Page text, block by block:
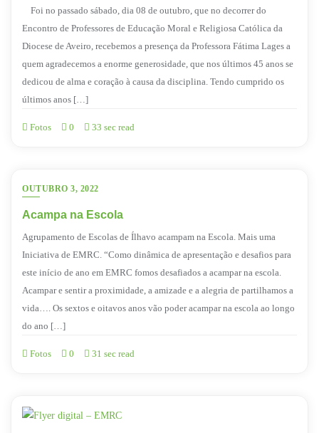
Foi no passado sábado, dia 08 de outubro, que no decorrer do
Encontro de Professores de Educação Moral e Religiosa Católica da
Diocese de Aveiro, recebemos a presença da Professora Fátima Lages a
quem agradecemos a enorme generosidade, que nos últimos 45 anos se
dedicou de alma e coração à causa da disciplina. Tendo cumprido os
últimos anos […]
Fotos 0 33 sec read
OUTUBRO 3, 2022
Acampa na Escola
Agrupamento de Escolas de Ílhavo acampam na Escola. Mais uma
Iniciativa de EMRC. “Como dinâmica de apresentação e desafios para
este início de ano em EMRC fomos desafiados a acampar na escola.
Acampar e sentir a proximidade, a amizade e a alegria de partilhamos a
vida…. Os sextos e oitavos anos vão poder acampar na escola ao longo
do ano […]
Fotos 0 31 sec read